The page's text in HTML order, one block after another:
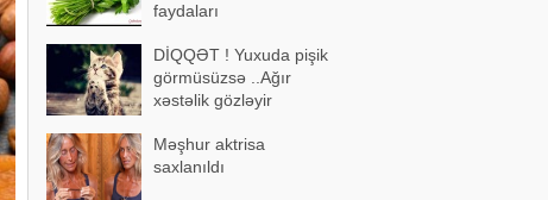
faydaları
DİQQƏT ! Yuxuda pişik
görmüsüzsə ..Ağır
xəstəlik gözləyir
Məşhur aktrisa
saxlanıldı